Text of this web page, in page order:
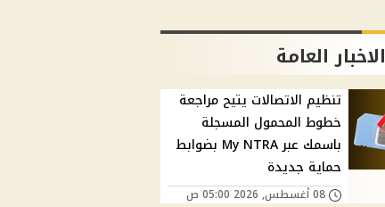
الاخبار العامة
تنظيم الاتصالات يتيح مراجعة
خطوط المحمول المسجلة
باسمك عبر My NTRA بضوابط
حماية جديدة
08 أغسطس, 2026 05:00 ص